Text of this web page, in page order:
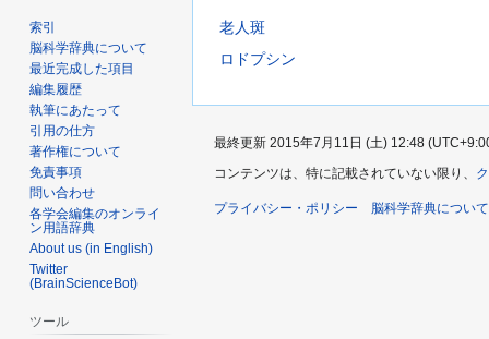
ナ
ビ
ョ
ン
移
検
索
老人斑
ロドプシン
索引
脳科学辞典について
最近完成した項目
編集履歴
執筆にあたって
引用の仕方
著作権について
免責事項
問い合わせ
各学会編集のオンライ
ン用語辞典
About us (in English)
Twitter
(BrainScienceBot)
ツール
最終更新 2015年7月11日 (土) 12:48
コンテンツは、特に記載されていない限り、
プライバシー・ポリシー 脳科学辞典について